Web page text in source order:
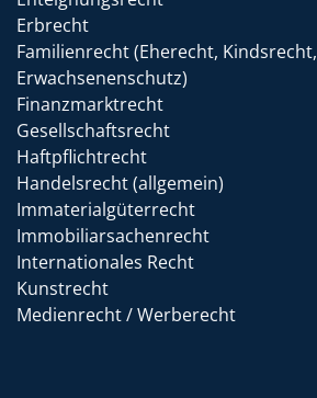
Erbrecht
Familienrecht (Eherecht, Kindsrecht,
Erwachsenenschutz)
Finanzmarktrecht
Gesellschaftsrecht
Haftpflichtrecht
Handelsrecht (allgemein)
Immaterialgüterrecht
Immobiliarsachenrecht
Internationales Recht
Kunstrecht
Medienrecht / Werberecht